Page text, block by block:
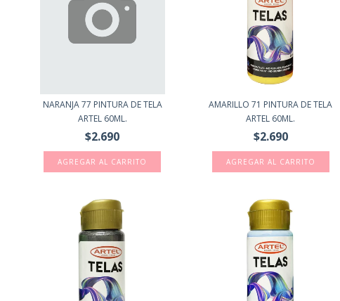
NARANJA 77 PINTURA DE TELA
ARTEL 60ML.
$2.690
AMARILLO 71 PINTURA DE TELA
ARTEL 60ML.
$2.690